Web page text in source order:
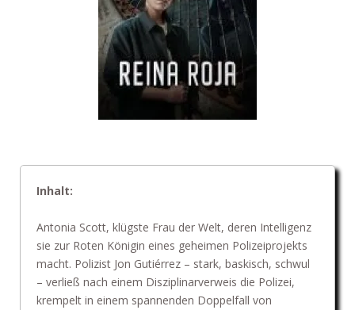
Inhalt:
Antonia Scott, klügste Frau der Welt, deren Intelligenz
sie zur Roten Königin eines geheimen Polizeiprojekts
macht. Polizist Jon Gutiérrez – stark, baskisch, schwul
– verließ nach einem Disziplinarverweis die Polizei,
krempelt in einem spannenden Doppelfall von